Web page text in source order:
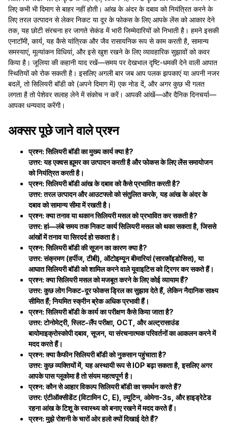
लिए कभी भी दिमाग से बाहर नहीं होती। आंख के अंदर के दबाव को नियंत्रित करने के
लिए तरल उत्पादन से लेकर निकट या दूर के फोकस के लिए आपके लेंस को आकार देने
तक, यह छोटी संरचना हर जागते सेकंड में भारी जिम्मेदारियों को निभाती है। हमने इसकी
एनाटॉमी, कार्य, यह कैसे यांत्रिक और जैव रासायनिक रूप से काम करती है, सामान्य
समस्याएं, मूल्यांकन विधियां, और इसे खुश रखने के लिए व्यावहारिक सुझावों को कवर
किया है। जूलिया की कहानी याद रखें—समय पर देखभाल दृष्टि-धमकी देने वाली आपात
स्थितियों को रोक सकती है। इसलिए अगली बार जब आप पलक झपकाएं या अपनी नजर
बदलें, तो सिलियरी बॉडी को (अपने दिमाग में) एक नोड दें, और अगर कुछ भी गलत
लगता है तो पेशेवर सलाह लेने में संकोच न करें। आपकी आंखें—और दैनिक दिनचर्या—
आपका धन्यवाद करेंगी।
अक्सर पूछे जाने वाले प्रश्न
प्रश्न: सिलियरी बॉडी का मुख्य कार्य क्या है?
उत्तर: यह एक्वस ह्यूमर का उत्पादन करती है और फोकस के लिए लेंस समायोजन
को नियंत्रित करती है।
प्रश्न: सिलियरी बॉडी आंख के दबाव को कैसे प्रभावित करती है?
उत्तर: तरल उत्पादन और आउटफ्लो को संतुलित करके, यह आंख के अंदर के
दबाव को सामान्य सीमा में रखती है।
प्रश्न: क्या तनाव या थकान सिलियरी मसल को प्रभावित कर सकती है?
उत्तर: हां—लंबे समय तक निकट कार्य सिलियरी मसल को थका सकता है, जिससे
आंखों में तनाव या सिरदर्द हो सकता है।
प्रश्न: सिलियरी बॉडी की सूजन का कारण क्या है?
उत्तर: संक्रमण (हर्पीज, टीबी), ऑटोइम्यून बीमारियां (सारकॉइडोसिस), या
आघात सिलियरी बॉडी को शामिल करने वाले यूवाइटिस को ट्रिगर कर सकते हैं।
प्रश्न: क्या सिलियरी मसल को मजबूत करने के लिए कोई व्यायाम हैं?
उत्तर: कुछ लोग निकट-दूर फोकस ड्रिल का सुझाव देते हैं, लेकिन नैदानिक साक्ष्य
सीमित हैं; नियमित स्क्रीन ब्रेक अधिक प्रभावी हैं।
प्रश्न: सिलियरी बॉडी के कार्य का परीक्षण कैसे किया जाता है?
उत्तर: टोनोमेट्री, स्लिट-लैंप परीक्षा, OCT, और अल्ट्रासाउंड
बायोमाइक्रोस्कोपी दबाव, सूजन, या संरचनात्मक परिवर्तनों का आकलन करने में
मदद करते हैं।
प्रश्न: क्या कैफीन सिलियरी बॉडी को नुकसान पहुंचाता है?
उत्तर: कुछ व्यक्तियों में, यह अस्थायी रूप से IOP बढ़ा सकता है, इसलिए अगर
आपके पास ग्लूकोमा है तो संयम महत्वपूर्ण है।
प्रश्न: कौन से आहार विकल्प सिलियरी बॉडी का समर्थन करते हैं?
उत्तर: एंटीऑक्सीडेंट (विटामिन C, E), ल्यूटिन, ओमेगा-3s, और हाइड्रेटेड
रहना आंख के टिशू के स्वास्थ्य को बनाए रखने में मदद करते हैं।
प्रश्न: मुझे रोशनी के चारों ओर हलो क्यों दिखाई देते हैं?